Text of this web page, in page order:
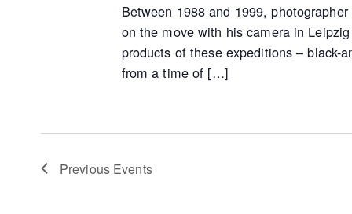
Between 1988 and 1999,
on the move with his camera in
products of these expeditions – black-
from a time of […]
Previous Events